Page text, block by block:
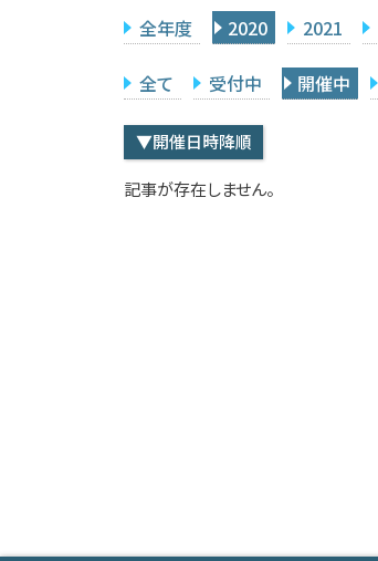
全年度 2020 2021
全て 受付中 開催中
▼開催日時降順
記事が存在しません。